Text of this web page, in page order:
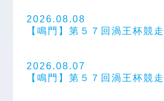
2026.08.08
【鳴門】第５７回渦王杯競
2026.08.07
【鳴門】第５７回渦王杯競